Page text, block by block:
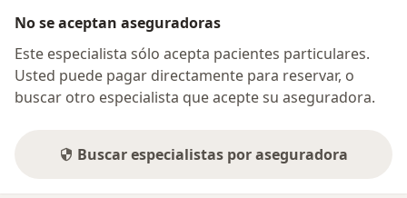
No se aceptan aseguradoras
Este especialista sólo acepta pacientes particulares.
Usted puede pagar directamente para reservar, o
buscar otro especialista que acepte su aseguradora.
Buscar especialistas por aseguradora